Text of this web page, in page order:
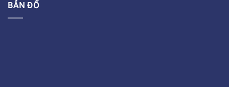
BẢN ĐỒ